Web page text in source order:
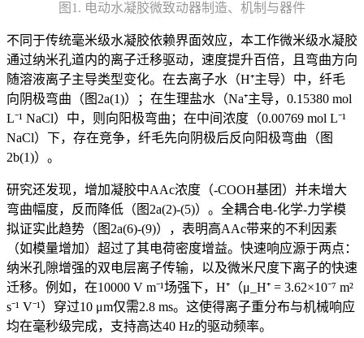
图1. 电动水凝胶微致动器制造、机制与器件
不同于传统毫米级水凝胶依赖界面效应，本工作微米级水凝胶
通过纳米孔道内的离子迁移驱动，速度提升百倍，且弯曲方向
随溶液离子主导类型变化。在去离子水（H⁺主导）中，纤毛
向阴极弯曲（图2a(1)）；在生理盐水（Na⁺主导，0.15380 mol
L⁻¹ NaCl）中，则向阳极弯曲；在中间浓度（0.00769 mol L⁻¹
NaCl）下，存在竞争，纤毛先向阴极后反向阳极弯曲（图
2b(1)）。
研究还发现，增加凝胶中AAc浓度（-COOH基团）并未增大
弯曲幅度，反而降低（图2a(2)-(5)）。全耦合电-化学-力学模
拟证实此趋势（图2a(6)-(9)），表明高AAc带来的不利因素
（如模量增加）超过了其电荷密度增益。快速响应源于两点：
纳米孔隙增强的双电层离子传输，以及微米尺度下离子的快速
迁移。例如，在10000 V m⁻¹场强下，H⁺（μ_H⁺ = 3.62×10⁻⁷ m²
s⁻¹ V⁻¹）穿过10 μm仅需2.8 ms。这使得离子重分布与机械响应
均在毫秒级完成，支持高达40 Hz的驱动频率。